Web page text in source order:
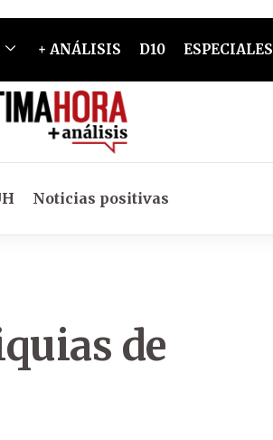
+ ANÁLISIS D10 ESPECIALES
Noticias positivas
de